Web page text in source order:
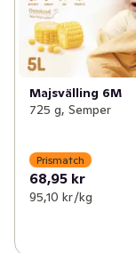
Majsvälling 6M
725 g, Semper
Prismatch
68,95 kr
95,10 kr /kg